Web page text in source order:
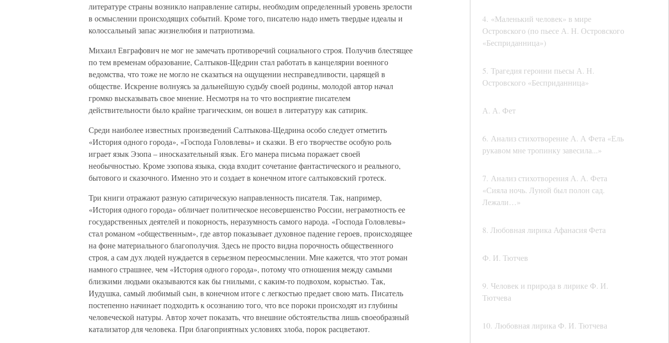
4. «Маленький человек» в мире
Островского (по пьесе А. Н. Островского
«Бесприданница»)
5. Трагедия героини пьесы А. Н.
Островского «Бесприданница»
А. А. Фет
6. Анализ стихотворение А. А Фета «Ель
рукавом мне тропинку завесила...»
7. Анализ стихотворения А. А. Фета
«Сияла ночь. Луной был полон сад.
Лежали…»
8. Любовная лирика Афанасия Фета
Ф. И. Тютчев
9. Человек и природа в лирике Ф. И.
Тютчева
10. Любовная лирика Ф. И. Тютчева
литературе страны возникло направление сатиры, необходим определенный уровень зрелости
в осмыслении происходящих событий. Кроме того, писателю надо иметь твердые идеалы и
колоссальный запас жизнелюбия и патриотизма.
Михаил Евграфович не мог не замечать противоречий социального строя. Получив блестящее
по тем временам образование, Салтыков-Щедрин стал работать в канцелярии военного
ведомства, что тоже не могло не сказаться на ощущении несправедливости, царящей в
обществе. Искренне волнуясь за дальнейшую судьбу своей родины, молодой автор начал
громко высказывать свое мнение. Несмотря на то что восприятие писателем
действительности было крайне трагическим, он вошел в литературу как сатирик.
Среди наиболее известных произведений Салтыкова-Щедрина особо следует отметить
«История одного города», «Господа Головлевы» и сказки. В его творчестве особую роль
играет язык Эзопа – иносказательный язык. Его манера письма поражает своей
необычностью. Кроме эзопова языка, сюда входит сочетание фантастического и реального,
бытового и сказочного. Именно это и создает в конечном итоге салтыковский гротеск.
Три книги отражают разную сатирическую направленность писателя. Так, например,
«История одного города» обличает политическое несовершенство России, неграмотность ее
государственных деятелей и покорность, неразумность самого народа. «Господа Головлевы»
стал романом «общественным», где автор показывает духовное падение героев, происходящее
на фоне материального благополучия. Здесь не просто видна порочность общественного
строя, а сам дух людей нуждается в серьезном переосмыслении. Мне кажется, что этот роман
намного страшнее, чем «История одного города», потому что отношения между самыми
близкими людьми оказываются как бы гнилыми, с каким-то подвохом, корыстью. Так,
Иудушка, самый любимый сын, в конечном итоге с легкостью предает свою мать. Писатель
постепенно начинает подходить к осознанию того, что все пороки происходят из глубины
человеческой натуры. Автор хочет показать, что внешние обстоятельства лишь своеобразный
катализатор для человека. При благоприятных условиях злоба, порок расцветают.